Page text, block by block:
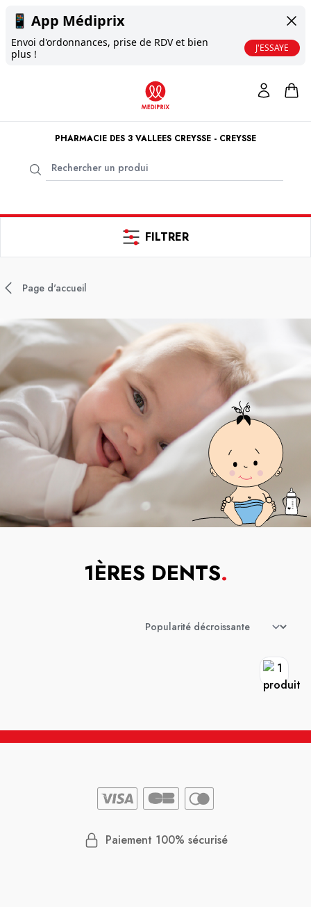
📱 App Médiprix
Envoi d'ordonnances, prise de RDV et bien
plus !
J'ESSAYE
PHARMACIE DES 3 VALLEES CREYSSE - CREYSSE
FILTRER
Page d'accueil
1ÈRES DENTS.
Paiement 100% sécurisé